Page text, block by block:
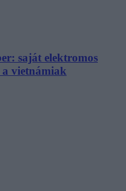
saját elektromos
vietnámiak